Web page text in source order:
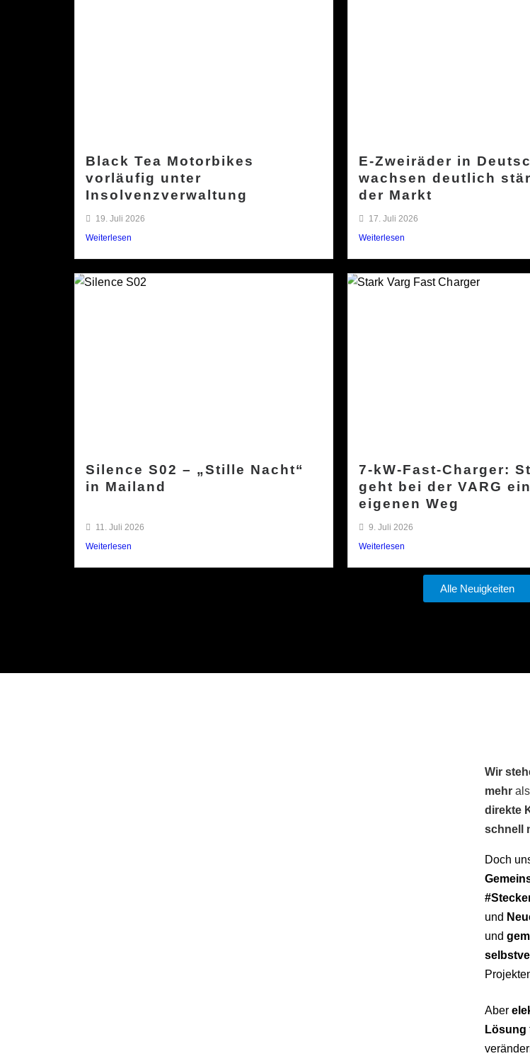
Black Tea Motorbikes
vorläufig unter
Insolvenzverwaltung
19. Juli 2026
Weiterlesen
E-Zweiräder in
wachsen deutlich
der Markt
17. Juli 2026
Weiterlesen
Silence S02 – „Stille Nacht“
in Mailand
11. Juli 2026
Weiterlesen
7-kW-Fast-Charger:
geht bei der VARG
eigenen Weg
9. Juli 2026
Weiterlesen
Alle Neuigkeiten
Wir
mehrals
direkte
schnell
Doch
und
und
Aber
Lösung